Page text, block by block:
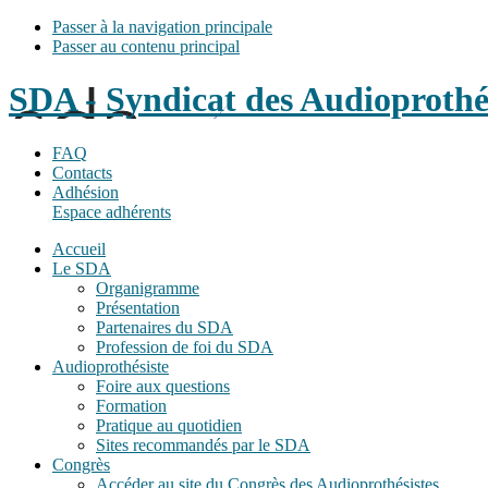
Passer à la navigation principale
Passer au contenu principal
SDA - Syndicat des
FAQ
Contacts
Adhésion
Espace adhérents
Accueil
Le SDA
Organigramme
Présentation
Partenaires du SDA
Profession de foi du SDA
Audioprothésiste
Foire aux questions
Formation
Pratique au quotidien
Sites recommandés par le SDA
Congrès
Accéder au site du Congrès des Audioprothésistes